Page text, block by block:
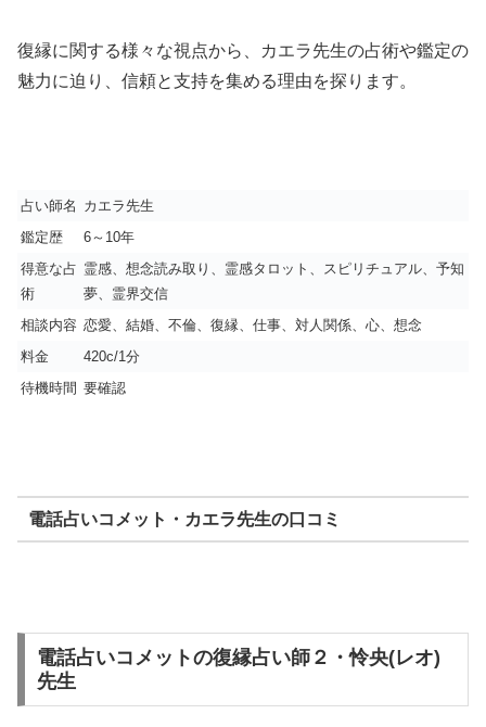
復縁に関する様々な視点から、カエラ先生の占術や鑑定の
魅力に迫り、信頼と支持を集める理由を探ります。
占い師名 カエラ先生
鑑定歴
6～10年
得意な占
術
霊感、想念読み取り、霊感タロット、スピリチュアル、予知
夢、霊界交信
相談内容 恋愛、結婚、不倫、復縁、仕事、対人関係、心、想念
料金
420c/1分
待機時間 要確認
電話占いコメット・カエラ先生の口コミ
電話占いコメットの復縁占い師２・怜央(レオ)
先生